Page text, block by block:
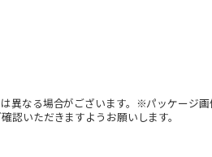
異なる場合がございます。※パッケージ
認いただきますようお願いします。